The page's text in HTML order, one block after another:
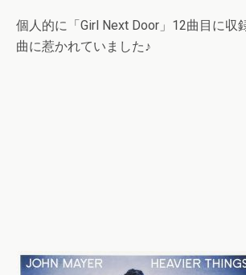
個人的に「Girl Next Door」12曲目に収
曲に惹かれていました♪